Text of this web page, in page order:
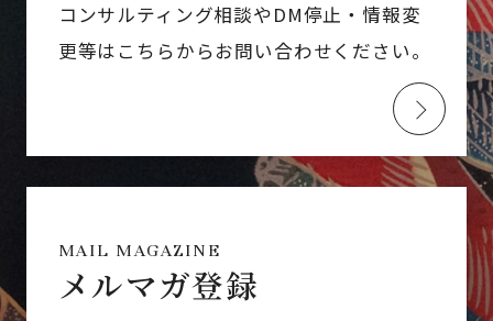
コンサルティング相談やDM停止・情報変
更等はこちらからお問い合わせください。
MAIL MAGAZINE
メルマガ登録